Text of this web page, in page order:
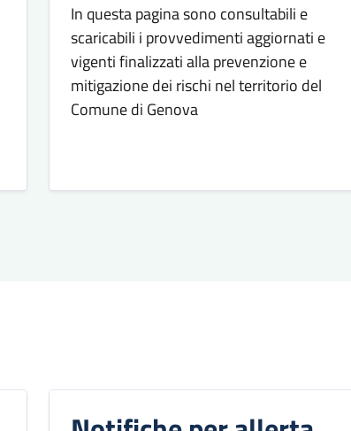
In questa pagina sono consultabili e
scaricabili i provvedimenti aggiornati e
vigenti finalizzati alla prevenzione e
mitigazione dei rischi nel territorio del
Comune di Genova